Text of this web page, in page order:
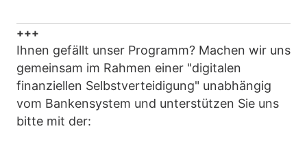
+++
Ihnen gefällt unser Programm? Machen wir uns
gemeinsam im Rahmen einer "digitalen
finanziellen Selbstverteidigung" unabhängig
vom Bankensystem und unterstützen Sie uns
bitte mit der: